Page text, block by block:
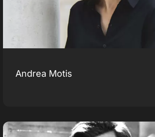
Andrea Motis